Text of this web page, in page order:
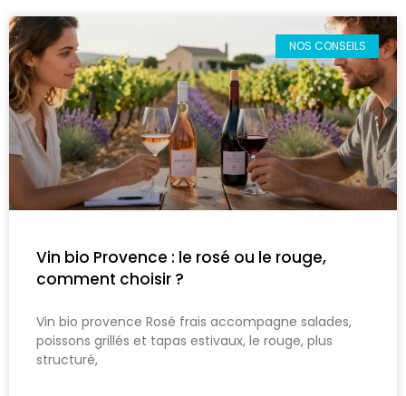
NOS CONSEILS
Vin bio Provence : le rosé ou le rouge,
comment choisir ?
Vin bio provence Rosé frais accompagne salades,
poissons grillés et tapas estivaux, le rouge, plus
structuré,